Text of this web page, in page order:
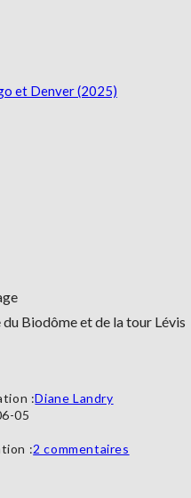
et Denver (2025)
Biodôme et de la tour Lévis
:Diane Landry
05
:2 commentaires